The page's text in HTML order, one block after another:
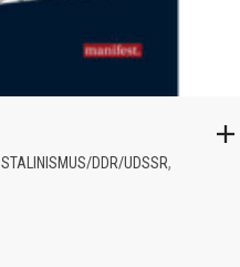
STALINISMUS/DDR/UDSSR,